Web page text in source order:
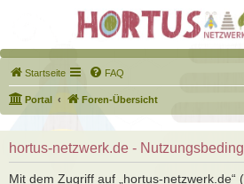
Startseite FAQ
Portal Foren-Übersicht
hortus-netzwerk.de -
Mit dem Zugriff auf „hortus-netzwerk.de“